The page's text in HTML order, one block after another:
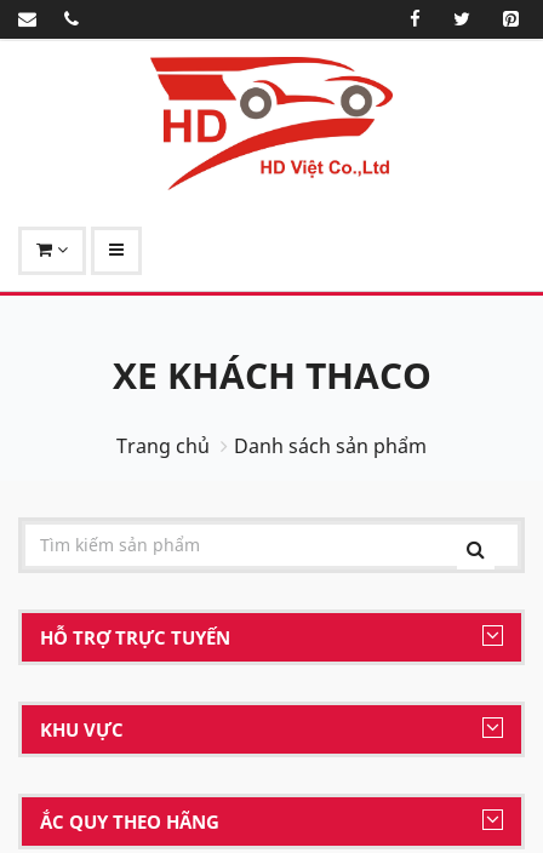
XE KHÁCH THACO
Trang chủ Danh sách sản phẩm
HỖ TRỢ TRỰC TUYẾN
KHU VỰC
ẮC QUY THEO HÃNG